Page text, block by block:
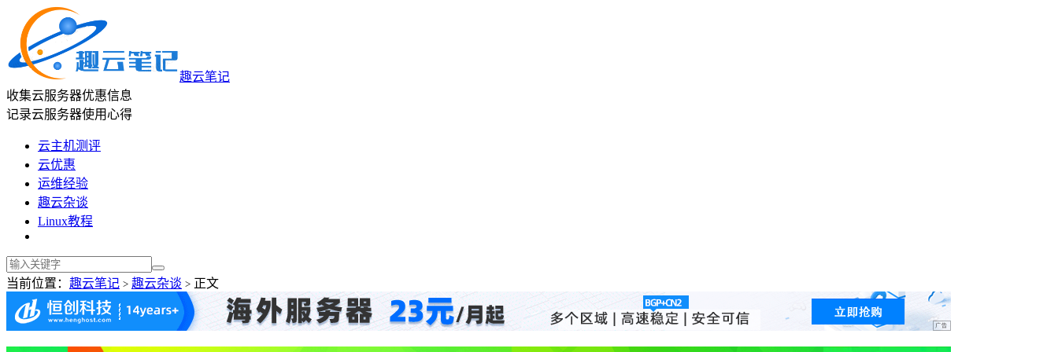
趣云笔记
收集云服务器优惠信息
记录云服务器使用心得
云主机测评
云优惠
运维经验
趣云杂谈
Linux教程
当前位置： 趣云笔记 > 趣云杂谈 > 正文